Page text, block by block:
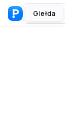
Giełda